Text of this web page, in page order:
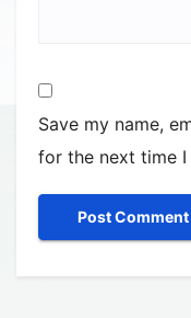
Save my name,
for the next time I